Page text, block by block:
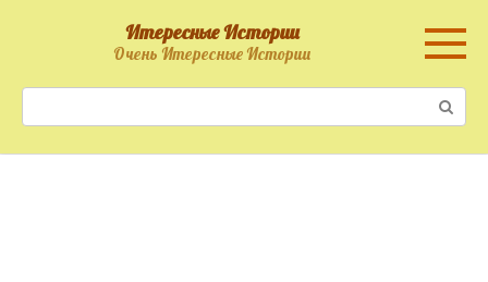
Итересные Истории
Очень Итересные Истории